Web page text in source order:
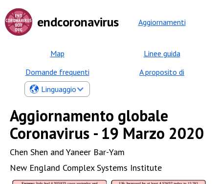
endcoronavirus Aggiornamenti
Map
Linee guida
Domande frequenti
A proposito di
Linguaggio
Aggiornamento globale
Coronavirus - 19 Marzo 2020
Chen Shen and Yaneer Bar-Yam
New England Complex Systems Institute